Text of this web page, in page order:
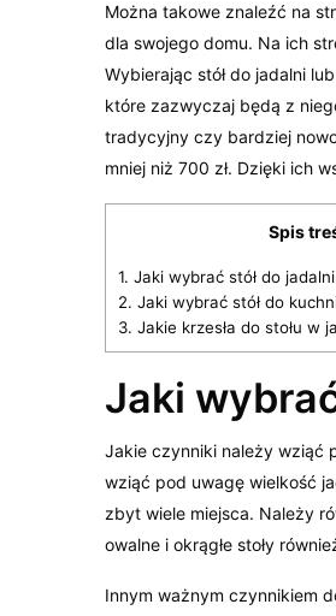
Można takowe znaleźć na
dla swojego domu. Na ich
Wybierając stół do jadalni
które zazwyczaj będą z
tradycyjny czy bardziej
mniej niż 700 zł. Dzięki ich
Spis
1. Jaki wybrać stół do
2. Jaki wybrać stół do
3. Jakie krzesła do stołu w
Jaki
Jakie czynniki należy wziąć
wziąć pod uwagę wielkość
zbyt wiele miejsca. Należy
owalne i okrągłe stoły
Innym ważnym czynnikiem